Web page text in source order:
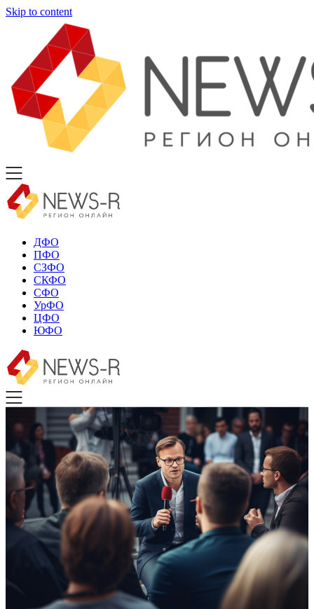
Skip to content
ДФО
ПФО
СЗФО
СКФО
СФО
УрФО
ЦФО
ЮФО